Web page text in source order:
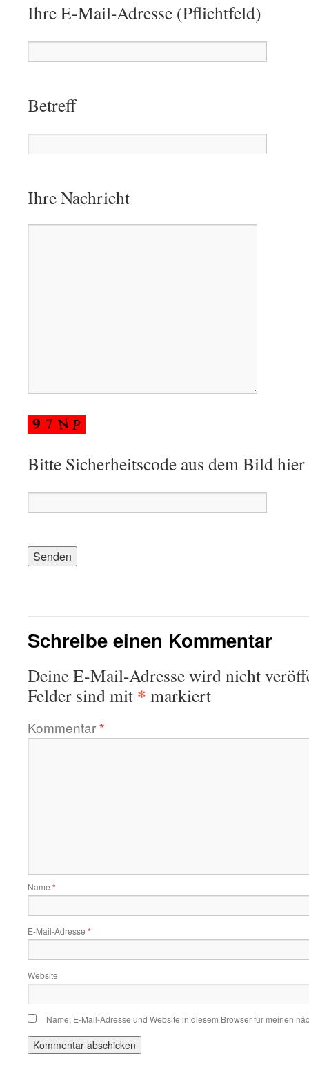
Ihre E-Mail-Adresse (Pflichtfeld)
Betreff
Ihre Nachricht
Bitte Sicherheitscode aus dem Bild hier
Schreibe einen Kommentar
Deine E-Mail-Adresse wird nicht
Felder sind mit * markiert
Kommentar*
Name *
E-Mail-Adresse *
Website
Name, E-Mail-Adresse und Website in diesem Browser für meinen